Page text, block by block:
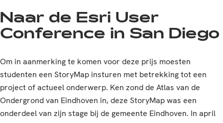
Naar de Esri User
Conference in San Diego
Om in aanmerking te komen voor deze prijs moesten
studenten een StoryMap insturen met betrekking tot een
project of actueel onderwerp. Ken zond de Atlas van de
Ondergrond van Eindhoven in, deze StoryMap was een
onderdeel van zijn stage bij de gemeente Eindhoven. In april